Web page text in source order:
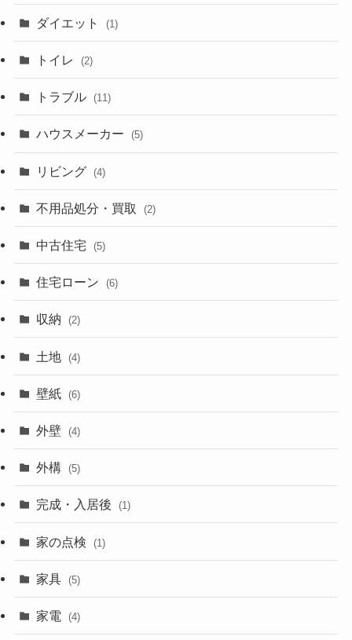
ダイエット (1)
トイレ (2)
トラブル (11)
ハウスメーカー (5)
リビング (4)
不用品処分・買取 (2)
中古住宅 (5)
住宅ローン (6)
収納 (2)
土地 (4)
壁紙 (6)
外壁 (4)
外構 (5)
完成・入居後 (1)
家の点検 (1)
家具 (5)
家電 (4)